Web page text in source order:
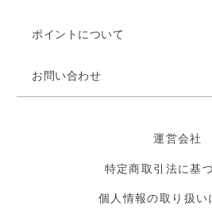
ポイントについて
お問い合わせ
運営会社
特定商取引法に基
個人情報の取り扱い